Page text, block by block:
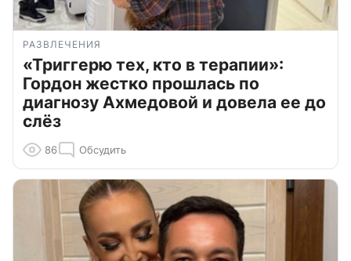
РАЗВЛЕЧЕНИЯ
«Триггерю тех, кто в терапии»:
Гордон жестко прошлась по
диагнозу Ахмедовой и довела ее до
слёз
86 Обсудить